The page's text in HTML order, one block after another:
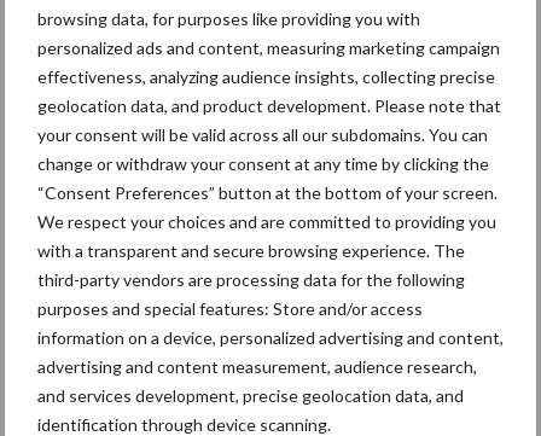
browsing data, for purposes like providing you with
personalized ads and content, measuring marketing campaign
effectiveness, analyzing audience insights, collecting precise
geolocation data, and product development. Please note that
your consent will be valid across all our subdomains. You can
change or withdraw your consent at any time by clicking the
“Consent Preferences” button at the bottom of your screen.
We respect your choices and are committed to providing you
with a transparent and secure browsing experience. The
third-party vendors are processing data for the following
purposes and special features: Store and/or access
information on a device, personalized advertising and content,
advertising and content measurement, audience research,
and services development, precise geolocation data, and
identification through device scanning.
Primaire
Recent nieuws Partner nieuws
Coronavirus UVC
Toon meer